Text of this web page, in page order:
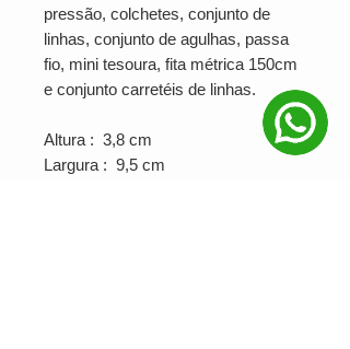
pressão, colchetes, conjunto de
linhas, conjunto de agulhas, passa
fio, mini tesoura, fita métrica 150cm
e conjunto carretéis de linhas.
Altura : 3,8 cm
Largura : 9,5 cm